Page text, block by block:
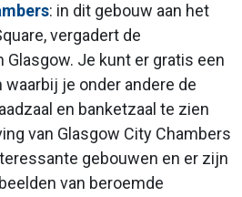
: in dit gebouw aan het
vergadert de
Glasgow. Je kunt er gratis een
je onder andere de
en banketzaal te zien
van Glasgow City Chambers
gebouwen en er zijn
van beroemde